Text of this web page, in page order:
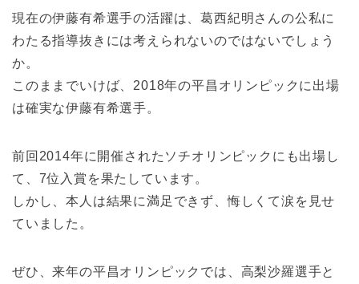
現在の伊藤有希選手の活躍は、葛西紀明さんの公私に
わたる指導抜きには考えられないのではないでしょう
か。
このままでいけば、2018年の平昌オリンピックに出場
は確実な伊藤有希選手。
前回2014年に開催されたソチオリンピックにも出場し
て、7位入賞を果たしています。
しかし、本人は結果に満足できず、悔しくて涙を見せ
ていました。
ぜひ、来年の平昌オリンピックでは、高梨沙羅選手と